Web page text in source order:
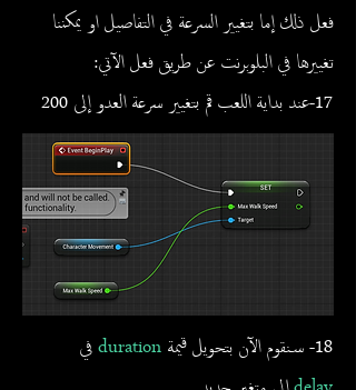
فعل ذلك إما بتغيير السرعة في التفاصيل او يمكننا
تغييرها في البلوبرنت عن طريق فعل الآتي:
17-عند بداية اللعب قم بتغيير سرعة العدو إلى 200
18- سنقوم الآن بتحويل قيمة durationفي